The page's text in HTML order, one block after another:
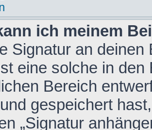
ich meinem
Signatur an
eine solche in den
Bereich
gespeichert
„Signatur